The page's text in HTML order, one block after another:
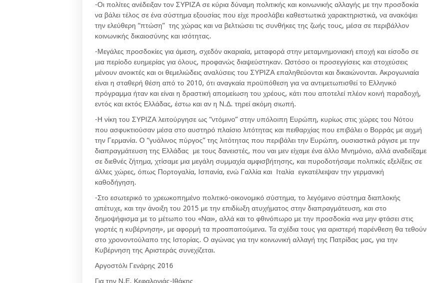
-Οι πολίτες ανέδειξαν τον ΣΥΡΙΖΑ σε κύρια δύναμη πολιτικής και κοινωνικής αλλαγής με την προσδοκία
να βάλει τέλος σε ένα σύστημα εξουσίας που είχε προσλάβει καθεστωτικά χαρακτηριστικά, να ανακόψει
την ελεύθερη “πτώση” της χώρας και να βελτιώσει τις συνθήκες της ζωής τους, μέσα σε περιβάλλον
κοινωνικής δικαιοσύνης και ισότητας.
-Μεγάλες προσδοκίες για άμεση, σχεδόν ακαριαία, μεταφορά στην μεταμνημονιακή εποχή και είσοδο σε
μια περίοδο ευημερίας για όλους, προφανώς διαψεύστηκαν. Ωστόσο οι προσεγγίσεις και στοχεύσεις
μένουν ανοικτές και οι θεμελιώδεις αναλύσεις του ΣΥΡΙΖΑ επαληθεύονται και δικαιώνονται. Ακρογωνιαία
είναι η σταθερή θέση από το 2010, ότι αναγκαία προϋπόθεση για να αντιμετωπισθεί το Ελληνικό
πρόγραμμα ήταν και είναι η δραστική απομείωση του χρέους, κάτι που αποτελεί πλέον κοινή παραδοχή,
εντός και εκτός Ελλάδας, έστω και αν η Ν.Δ. τηρεί ακόμη σιωπή.
-Η νίκη του ΣΥΡΙΖΑ λειτούργησε ως “ντόμινο” στην υπόλοιπη Ευρώπη, κυρίως στις χώρες του Νότου
που ασφυκτιούσαν μέσα στο αυστηρό πλαίσιο λιτότητας και πειθαρχίας που επιβάλει ο Βορράς με αιχμή
την Γερμανία. Ο “γυάλινος πύργος” της λιτότητας που περιβάλει την Ευρώπη, ουσιαστικά ράγισε με την
διαπραγμάτευση της Ελλάδας με τους δανειστές, που ναι μεν είχαμε ένα άλλο Μνημόνιο, αλλά αναδείξαμε
σε διεθνές ζήτημα, χτίσαμε μια μεγάλη συμμαχία αμφισβήτησης, και πυροδοτήσαμε πολιτικές εξελίξεις σε
άλλες χώρες, όπως Πορτογαλία, Ισπανία, ενώ Γαλλία και Ιταλία εγκατέλειψαν την γερμανική
καθοδήγηση.
-Στο εσωτερικό το χρεωκοπημένο πολιτικό-οικονομικό σύστημα, το λεγόμενο σύστημα διαπλοκής
απέτυχε, και την άνοιξη του 2015 με την επιδίωξη ατυχήματος στην διαπραγμάτευση, και στο
δημοψήφισμα με το μέτωπο του «Ναι», αλλά και το φθινόπωρο με την προσδοκία «να μην φτάσει στις
γιορτές η κυβέρνηση», με αφορμή τα προαπαιτούμενα. Τα σχέδια τους για αριστερή παρένθεση θα τεθούν
στο χρονοντούλαπο της Ιστορίας. Ο αγώνας για την κοινωνική αλλαγή της Πατρίδας μας, για την
Κυβέρνηση της Αριστεράς συνεχίζεται.
Αργοστόλι Γενάρης 2016
Για την Ν.Ε. Κεφαλονιάς-Ιθάκης